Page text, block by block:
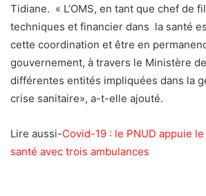
Tidiane. « L’OMS, en tant que chef de
techniques et financier dans la santé
cette coordination et être en
gouvernement, à travers le Ministère
différentes entités impliquées dans la
crise sanitaire», a-t-elle ajouté.
Lire aussi-Covid-19 : le PNUD appuie
santé avec trois ambulances